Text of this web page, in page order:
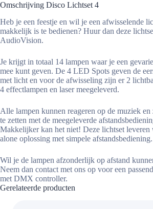
Omschrijving Disco Lichtset 4
Heb je een feestje en wil je een afwisselende
makkelijk is te bedienen? Huur dan deze
AudioVision.
Je krijgt in totaal 14 lampen waar je een
mee kunt geven. De 4 LED Spots geven de
met licht en voor de afwisseling zijn er 2
4 effectlampen en laser meegeleverd.
Alle lampen kunnen reageren op de muziek
te zetten met de meegeleverde
Makkelijker kan het niet! Deze lichtset leveren
alone oplossing met simpele afstandsbediening.
Wil je de lampen afzonderlijk op afstand
Neem dan contact met ons op voor een
met DMX controller.
Gerelateerde producten